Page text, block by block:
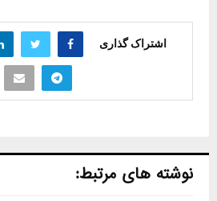
اشتراک گذاری
نوشته های مرتبط: